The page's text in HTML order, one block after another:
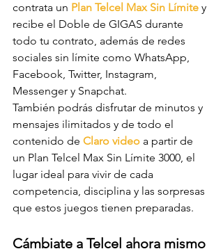
contrata un Plan Telcel Max Sin Límite y
recibe el Doble de GIGAS durante
todo tu contrato, además de redes
sociales sin límite como WhatsApp,
Facebook, Twitter, Instagram,
Messenger y Snapchat.
También podrás disfrutar de minutos y
mensajes ilimitados y de todo el
contenido de Claro video a partir de
un Plan Telcel Max Sin Límite 3000, el
lugar ideal para vivir de cada
competencia, disciplina y las sorpresas
que estos juegos tienen preparadas.
Cámbiate a Telcel ahora mismo